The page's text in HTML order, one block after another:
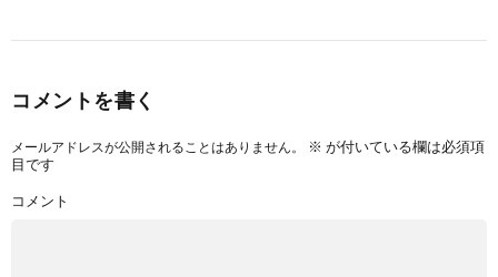
コメントを書く
メールアドレスが公開されることはありません。 ※ が付いている欄は必須項
目です
コメント